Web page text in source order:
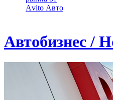
Аvito Авто
Автобизнес /